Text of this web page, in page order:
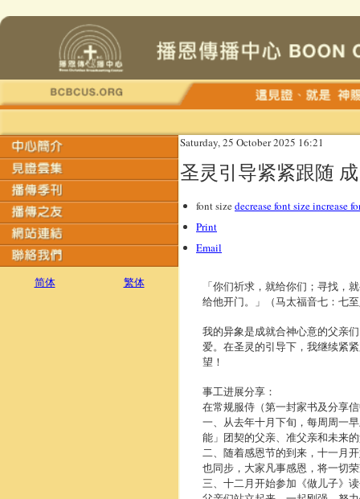
Saturday, 25 October 2025 16:21
圣灵引导紧紧跟随
font sizedecrease font sizeincrease
Print
Email
「你们祈求，就给你们；寻找，
给他开门。」（马太福音七：七
我的异象是成就合神心意的父亲
爱。在圣灵的引导下，我继续紧
望！
事工进展分享：
在常规服侍（第一封家书及分享
一、从去年十月下旬，每周周一
能」团契的父亲、准父亲和未来
二、随着感恩节的到来，十一月
也同步，大家凡事感恩，将一切
三、十二月开始参加《做儿子》
简体 繁体